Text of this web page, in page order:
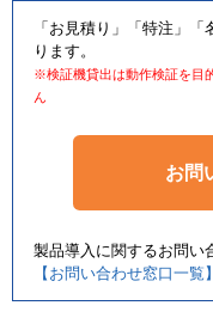
「お見積り」「特注」
ります。
※検証機貸出は動作検証を目
ん
お問
製品導入に関するお問い
【お問い合わせ窓口一覧】